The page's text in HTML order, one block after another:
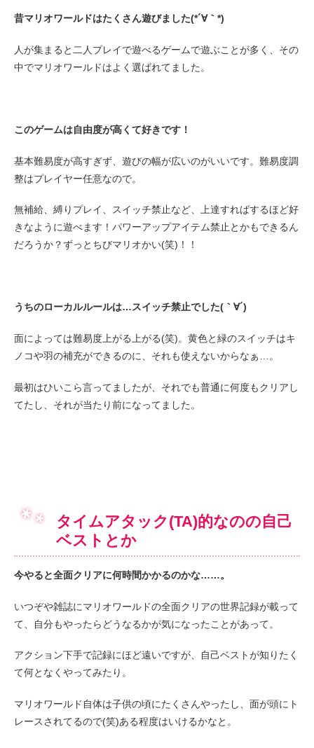
昔マリオワールドはたくさん遊びました(*´∀｀*)
人が集まると二人プレイで遊べるゲームで遊ぶことが多く、その
中でマリオワールドはよく選ばれてました。
このゲームは自由度が高くて好きです！
基本難易度が高すぎず、遊びの幅が広いのがいいです。難易度調
整はプレイヤー任意なので。
無補給、縛りプレイ、スイッチ禁止など、上達すればするほど好
きなように遊べます！パワーアップアイテム禁止とかもできるん
だろうか？ずっとちびマリオかい(笑)！！
うちのローカルルールは…スイッチ禁止でした(｀∀´)
面によっては難易度上がる上がる(笑)。黄色と緑のスイッチはキ
ノコや羽の補充ができるのに、それも使えないからなぁ…。
最初はひいこら言ってましたが、それでも普通に何度もクリアし
てたし、それが当たり前になってました。
タイムアタック(TA)的なのの自己
ベストとか
今やると全面クリアに何時間かかるのかな……。
いつぞや雑誌にマリオワールドの全面クリアの世界記録が載って
て、自分もやったらどうなるかが気になったことがあって。
アクション下手で記録にほど遠いですが、自己ベストが知りたく
て何となくやってみたり。
マリオワールド自体は子供の頃にたくさんやったし、面が頭にト
レースされてるので(笑)ある程度はいけるかなと。